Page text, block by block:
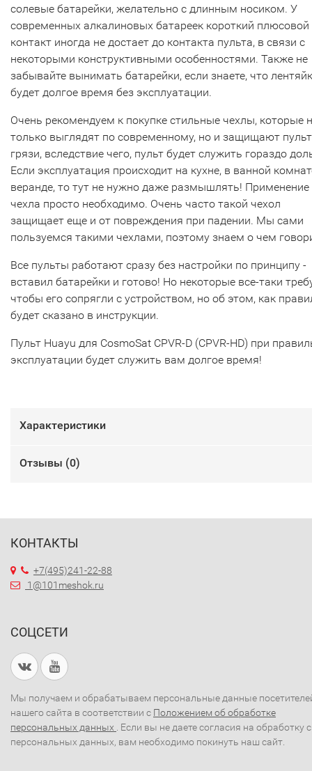
солевые батарейки, желательно с длинным носиком. У
современных алкалиновых батареек короткий плюсовой
контакт иногда не достает до контакта пульта, в связи с
некоторыми конструктивными особенностями. Также не
забывайте вынимать батарейки, если знаете, что
будет долгое время без эксплуатации.
Очень рекомендуем к покупке стильные чехлы, которые
только выглядят по современному, но и защищают
грязи, вследствие чего, пульт будет служить гораздо
Если эксплуатация происходит на кухне, в ванной
веранде, то тут не нужно даже размышлять! Применение
чехла просто необходимо. Очень часто такой чехол
защищает еще и от повреждения при падении. Мы сами
пользуемся такими чехлами, поэтому знаем о чем
Все пульты работают сразу без настройки по принципу -
вставил батарейки и готово! Но некоторые все-таки
чтобы его сопрягли с устройством, но об этом, как
будет сказано в инструкции.
Пульт Huayu для CosmoSat CPVR-D (CPVR-HD) при
эксплуатации будет служить вам долгое время!
Характеристики
Отзывы (0)
КОНТАКТЫ
+7(495)241-22-88
1@101meshok.ru
СОЦСЕТИ
Мы получаем и обрабатываем персональные данные
нашего сайта в соответствии с Положением об обработке
персональных данных . Если вы не даете согласия на обработку
персональных данных, вам необходимо покинуть наш сайт.